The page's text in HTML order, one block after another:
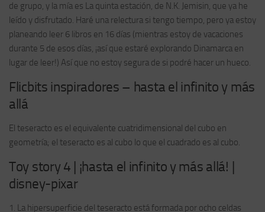
de grupo, y la mía es La quinta estación, de N.K. Jemisin, que ya he
leído y disfrutado. Haré una relectura si tengo tiempo, pero ya estoy
planeando leer 6 libros en 16 días (mientras estoy de vacaciones
durante 5 de esos días, ¡así que estaré explorando Dinamarca en
lugar de leer!) Así que no estoy segura de si podré hacer un hueco.
Flicbits inspiradores – hasta el infinito y más
allá
El teseracto es el equivalente cuatridimensional del cubo en
geometría; el teseracto es al cubo lo que el cuadrado es al cubo.
Toy story 4 | ¡hasta el infinito y más allá! |
disney-pixar
1. La hipersuperficie del teseracto está formada por ocho celdas